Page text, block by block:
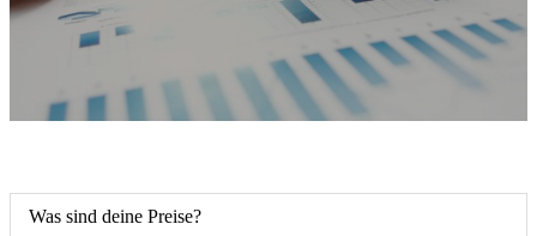
Was sind deine Preise?